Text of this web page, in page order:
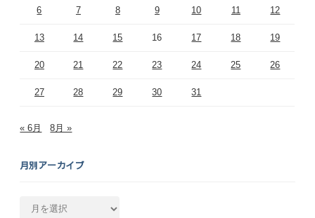
6 7 8 9 10 11 12
13 14 15 16 17 18 19
20 21 22 23 24 25 26
27 28 29 30 31
« 6月 8月 »
月別アーカイブ